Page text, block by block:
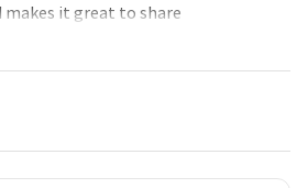
it great to share